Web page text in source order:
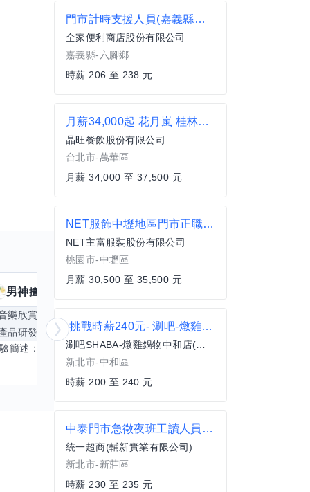
男神擅長
樂欣賞 顧問服務
品研發
跨部門協作
更多
經驗簡述： 1.創業主導&新創合夥 2.B2C產品開發運營一條龍 3.AI應用開發與量化研究新創 標籤話題都可以聊，開放交流 找尋共同創業機會，亦歡迎新創收編
門市計時支援人員(嘉義縣六腳鄉)
全家便利商店股份有限公司
嘉義縣-六腳鄉
時薪 206 至 238 元
月薪34,000起 花月嵐 桂林家樂福店 外場/內場正職人員 獎金另計
晶旺餐飲股份有限公司
台北市-萬華區
月薪 34,000 至 37,500 元
NET服飾中壢地區門市正職人員
NET主富服裝股份有限公司
桃園市-中壢區
月薪 30,500 至 35,500 元
-挑戰時薪240元- 涮吧-燉雞火鍋 內外場PT人員
涮吧SHABA-燉雞鍋物中和店(欣聚有限公司)
新北市-中和區
時薪 200 至 240 元
中泰門市急徵夜班工讀人員門市人員工作夥伴歡迎來電預約面試(02)85213407 店長
統一超商(輔新實業有限公司)
新北市-新莊區
時薪 230 至 235 元